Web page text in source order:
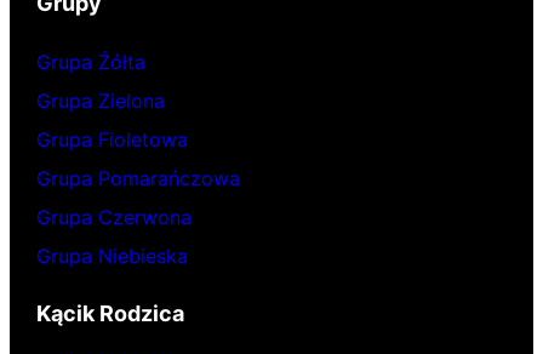
Grupa Żółta
Grupa Zielona
Grupa Fioletowa
Grupa Pomarańczowa
Grupa Czerwona
Grupa Niebieska
Kącik Rodzica